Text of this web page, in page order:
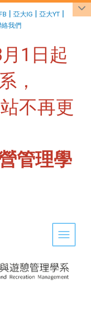
| 亞大IG | 亞大YT |
絡我們
1日起
，
不再更
管理學
Toggle